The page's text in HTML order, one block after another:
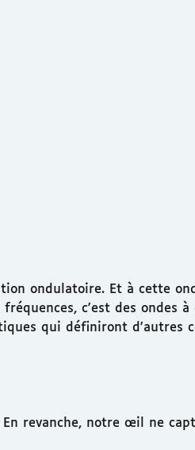
ondulatoire. Et à cette
c'est des ondes
qui définiront d'autres
revanche, notre œil ne